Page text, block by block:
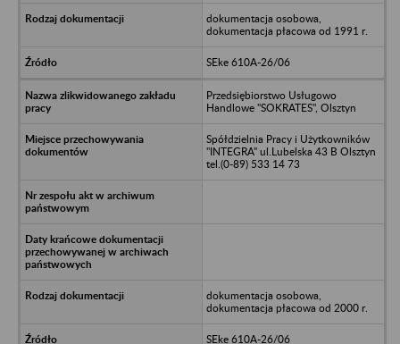
dokumentacja osobowa,
dokumentacja płacowa od 1991 r.
SEke 610A-26/06
Przedsiębiorstwo Usługowo
Handlowe "SOKRATES", Olsztyn
Spółdzielnia Pracy i Użytkowników
"INTEGRA" ul.Lubelska 43 B Olsztyn
tel.(0-89) 533 14 73
dokumentacja osobowa,
dokumentacja płacowa od 2000 r.
SEke 610A-26/06